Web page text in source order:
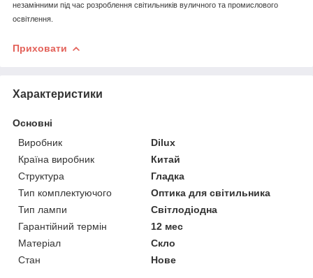
незамінними під час розроблення світильників вуличного та промислового
освітлення.
Приховати
Характеристики
Основні
Виробник
Dilux
Країна виробник
Китай
Структура
Гладка
Тип комплектуючого
Оптика для світильника
Тип лампи
Світлодіодна
Гарантійний термін
12 мес
Матеріал
Скло
Стан
Нове